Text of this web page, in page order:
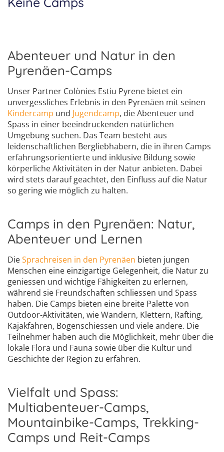
Abenteuer und Natur in den
Pyrenäen-Camps
Unser Partner Colònies Estiu Pyrene bietet ein
unvergessliches Erlebnis in den Pyrenäen mit seinen
Kindercamp und Jugendcamp, die Abenteuer und
Spass in einer beeindruckenden natürlichen
Umgebung suchen. Das Team besteht aus
leidenschaftlichen Bergliebhabern, die in ihren Camps
erfahrungsorientierte und inklusive Bildung sowie
körperliche Aktivitäten in der Natur anbieten. Dabei
wird stets darauf geachtet, den Einfluss auf die Natur
so gering wie möglich zu halten.
Camps in den Pyrenäen: Natur,
Abenteuer und Lernen
DieSprachreisen in den Pyrenäen bieten jungen
Menschen eine einzigartige Gelegenheit, die Natur zu
geniessen und wichtige Fähigkeiten zu erlernen,
während sie Freundschaften schliessen und Spass
haben. Die Camps bieten eine breite Palette von
Outdoor-Aktivitäten, wie Wandern, Klettern, Rafting,
Kajakfahren, Bogenschiessen und viele andere. Die
Teilnehmer haben auch die Möglichkeit, mehr über die
lokale Flora und Fauna sowie über die Kultur und
Geschichte der Region zu erfahren.
Vielfalt und Spass:
Multiabenteuer-Camps,
Mountainbike-Camps, Trekking-
Camps und Reit-Camps